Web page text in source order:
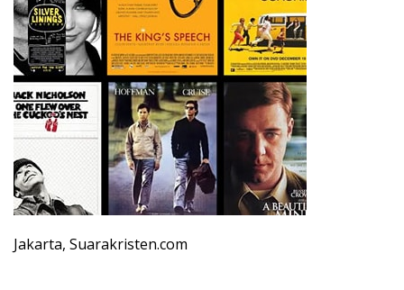
Jakarta, Suarakristen.com